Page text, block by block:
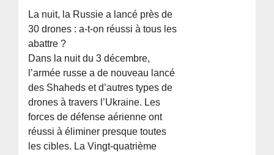
La nuit, la Russie a lancé près de
30 drones : a-t-on réussi à tous les
abattre ?
Dans la nuit du 3 décembre,
l’armée russe a de nouveau lancé
des Shaheds et d’autres types de
drones à travers l’Ukraine. Les
forces de défense aérienne ont
réussi à éliminer presque toutes
les cibles. La Vingt-quatrième